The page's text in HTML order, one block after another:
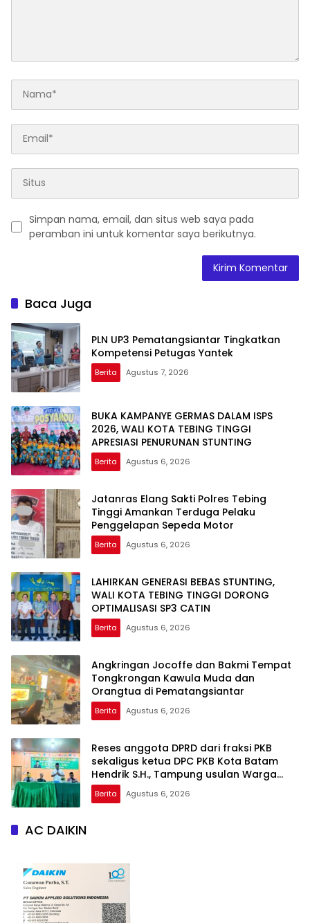
Simpan nama, email, dan situs web saya pada
peramban ini untuk komentar saya berikutnya.
Baca Juga
PLN UP3 Pematangsiantar Tingkatkan
Kompetensi Petugas Yantek
Berita Agustus 7, 2026
BUKA KAMPANYE GERMAS DALAM ISPS
2026, WALI KOTA TEBING TINGGI
APRESIASI PENURUNAN STUNTING
Berita Agustus 6, 2026
Jatanras Elang Sakti Polres Tebing
Tinggi Amankan Terduga Pelaku
Penggelapan Sepeda Motor
Berita Agustus 6, 2026
LAHIRKAN GENERASI BEBAS STUNTING,
WALI KOTA TEBING TINGGI DORONG
OPTIMALISASI SP3 CATIN
Berita Agustus 6, 2026
Angkringan Jocoffe dan Bakmi Tempat
Tongkrongan Kawula Muda dan
Orangtua di Pematangsiantar
Berita Agustus 6, 2026
Reses anggota DPRD dari fraksi PKB
sekaligus ketua DPC PKB Kota Batam
Hendrik S.H., Tampung usulan Warga
Patam Indah Minta Jalan, Ambulans, dan
Sarana Olahraga
Berita Agustus 6, 2026
AC DAIKIN